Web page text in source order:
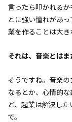
言ったら叩かれる
とに強い憧れがあ
業を作ることは大き
――それは、音楽とは
そうですね。音楽
なるとか、心情的
ど、起業は解決し
で。